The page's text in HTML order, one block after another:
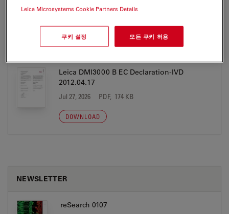
CERTIFICATES
Leica DMI3000 B EC Declaration-IVD
2012.04.17
Jul 27, 2026 PDF, 174 KB
DOWNLOAD
NEWSLETTER
reSearch 0107
Leica Microsystems Cookie Partners Details
쿠키 설정 모든 쿠키 허용